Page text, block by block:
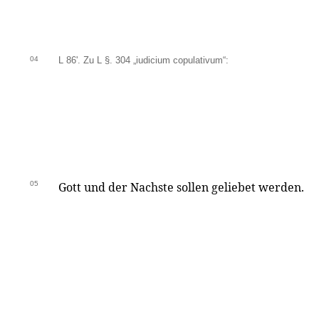
04 L 86'. Zu L §. 304 „iudicium copulativum“:
05 Gott und der Nachste sollen geliebet werden.